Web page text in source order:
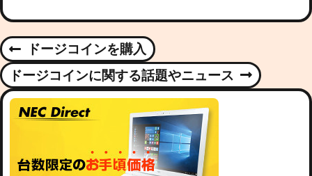
P
O
S
P
R
E
V
S
ドージコインを購入
N
E
X
O
ドージコインに関する話題やニュース